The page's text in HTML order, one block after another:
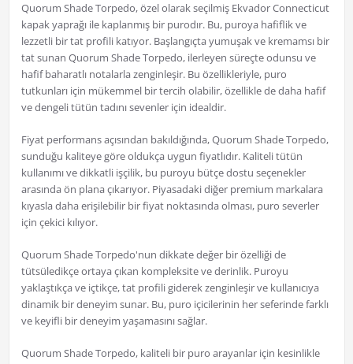
Quorum Shade Torpedo, özel olarak seçilmiş Ekvador Connecticut
kapak yaprağı ile kaplanmış bir purodır. Bu, puroya hafiflik ve
lezzetli bir tat profili katıyor. Başlangıçta yumuşak ve kremamsı bir
tat sunan Quorum Shade Torpedo, ilerleyen süreçte odunsu ve
hafif baharatlı notalarla zenginleşir. Bu özellikleriyle, puro
tutkunları için mükemmel bir tercih olabilir, özellikle de daha hafif
ve dengeli tütün tadını sevenler için idealdir.
Fiyat performans açısından bakıldığında, Quorum Shade Torpedo,
sunduğu kaliteye göre oldukça uygun fiyatlıdır. Kaliteli tütün
kullanımı ve dikkatli işçilik, bu puroyu bütçe dostu seçenekler
arasında ön plana çıkarıyor. Piyasadaki diğer premium markalara
kıyasla daha erişilebilir bir fiyat noktasında olması, puro severler
için çekici kılıyor.
Quorum Shade Torpedo'nun dikkate değer bir özelliği de
tütsüledikçe ortaya çıkan kompleksite ve derinlik. Puroyu
yaklaştıkça ve içtikçe, tat profili giderek zenginleşir ve kullanıcıya
dinamik bir deneyim sunar. Bu, puro içicilerinin her seferinde farklı
ve keyifli bir deneyim yaşamasını sağlar.
Quorum Shade Torpedo, kaliteli bir puro arayanlar için kesinlikle